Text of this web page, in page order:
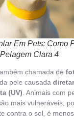
Em Pets: Como
Clara 4
chamada de
pele causada
(UV) . Animais com
mais vulneráveis,
contra o sol, é menos